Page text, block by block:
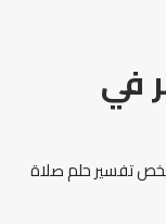
في
يخص تفسير حلم صلاة